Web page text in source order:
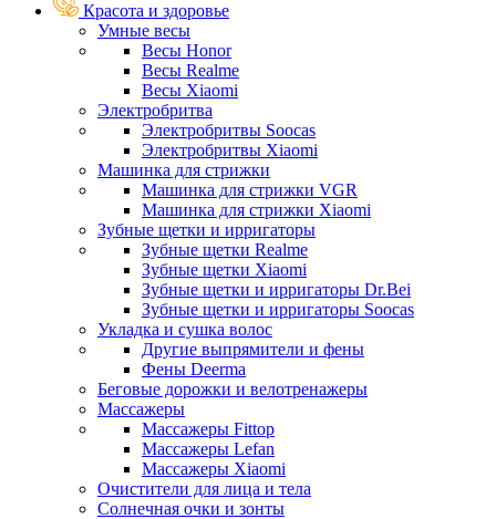
Красота и здоровье
Умные весы
Весы Honor
Весы Realme
Весы Xiaomi
Электробритва
Электробритвы Soocas
Электробритвы Xiaomi
Машинка для стрижки
Машинка для стрижки VGR
Машинка для стрижки Xiaomi
Зубные щетки и ирригаторы
Зубные щетки Realme
Зубные щетки Xiaomi
Зубные щетки и ирригаторы Dr.Bei
Зубные щетки и ирригаторы Soocas
Укладка и сушка волос
Другие выпрямители и фены
Фены Deerma
Беговые дорожки и велотренажеры
Массажеры
Массажеры Fittop
Массажеры Lefan
Массажеры Xiaomi
Очистители для лица и тела
Солнечная очки и зонты